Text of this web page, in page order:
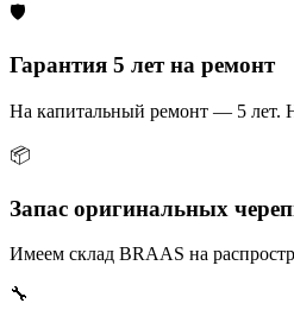
🛡️
Гарантия 5 лет на ремонт
На капитальный ремонт — 5 лет.
📦
Запас оригинальных
Имеем склад BRAAS на
🔧